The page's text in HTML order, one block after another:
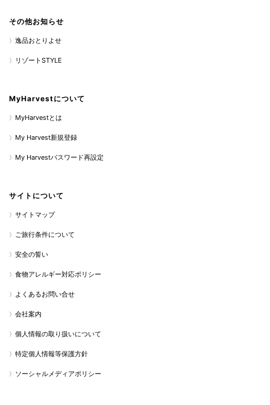
その他お知らせ
逸品おとりよせ
リゾートSTYLE
MyHarvestについて
MyHarvestとは
My Harvest新規登録
My Harvestパスワード再設定
サイトについて
サイトマップ
ご旅行条件について
安全の誓い
食物アレルギー対応ポリシー
よくあるお問い合せ
会社案内
個人情報の取り扱いについて
特定個人情報等保護方針
ソーシャルメディアポリシー